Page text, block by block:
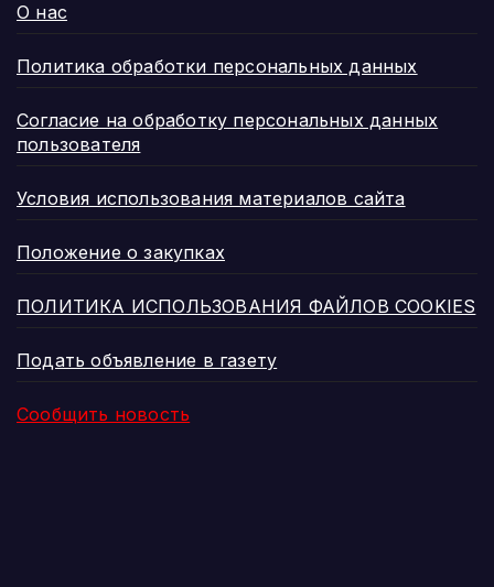
О нас
Политика обработки персональных данных
Согласие на обработку персональных данных
пользователя
Условия использования материалов сайта
Положение о закупках
ПОЛИТИКА ИСПОЛЬЗОВАНИЯ ФАЙЛОВ COOKIES
Подать объявление в газету
Сообщить новость